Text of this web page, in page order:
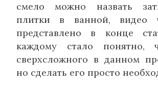
смело можно назвать
плитки в ванной, видео
представлено в конце
каждому стало понятно,
сверхсложного в данном
но сделать его просто